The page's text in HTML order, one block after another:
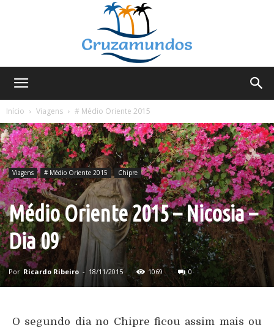
Início
Viagens # Médio Oriente 2015
Viagens # Médio Oriente 2015 Chipre
Médio Oriente 2015 – Nicosia –
Dia 09
Por Ricardo Ribeiro - 18/11/2015 1069 0
O segundo dia no Chipre ficou assim mais ou